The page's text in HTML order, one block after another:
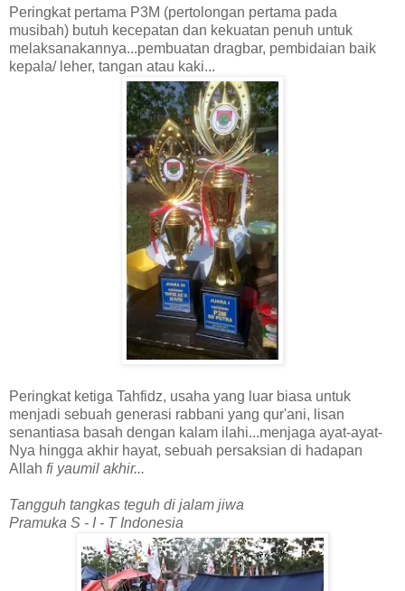
Peringkat pertama P3M (pertolongan pertama pada
musibah) butuh kecepatan dan kekuatan penuh untuk
melaksanakannya...pembuatan dragbar, pembidaian baik
kepala/ leher, tangan atau kaki...
Peringkat ketiga Tahfidz, usaha yang luar biasa untuk
menjadi sebuah generasi rabbani yang qur'ani, lisan
senantiasa basah dengan kalam ilahi...menjaga ayat-ayat-
Nya hingga akhir hayat, sebuah persaksian di hadapan
Allah fi yaumil akhir...
Tangguh tangkas teguh di jalam jiwa
Pramuka S - I - T Indonesia